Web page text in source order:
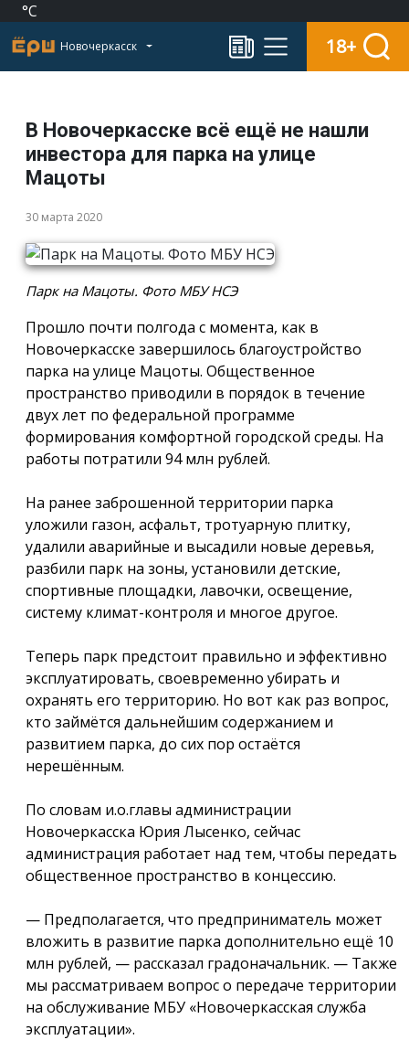
°C
Новочеркасск 18+
В Новочеркасске всё ещё не нашли
инвестора для парка на улице
Мацоты
30 марта 2020
Парк на Мацоты. Фото МБУ НСЭ
Прошло почти полгода с момента, как в
Новочеркасске завершилось благоустройство
парка на улице Мацоты. Общественное
пространство приводили в порядок в течение
двух лет по федеральной программе
формирования комфортной городской среды. На
работы потратили 94 млн рублей.
На ранее заброшенной территории парка
уложили газон, асфальт, тротуарную плитку,
удалили аварийные и высадили новые деревья,
разбили парк на зоны, установили детские,
спортивные площадки, лавочки, освещение,
систему климат-контроля и многое другое.
Теперь парк предстоит правильно и эффективно
эксплуатировать, своевременно убирать и
охранять его территорию. Но вот как раз вопрос,
кто займётся дальнейшим содержанием и
развитием парка, до сих пор остаётся
нерешённым.
По словам и.о.главы администрации
Новочеркасска Юрия Лысенко, сейчас
администрация работает над тем, чтобы передать
общественное пространство в концессию.
— Предполагается, что предприниматель может
вложить в развитие парка дополнительно ещё 10
млн рублей, — рассказал градоначальник. — Также
мы рассматриваем вопрос о передаче территории
на обслуживание МБУ «Новочеркасская служба
эксплуатации».